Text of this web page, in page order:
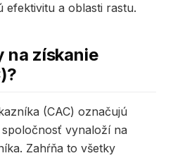
efektivitu a oblasti rastu.
na získanie
(CAC) označujú
vynaloží na
Zahŕňa to všetky